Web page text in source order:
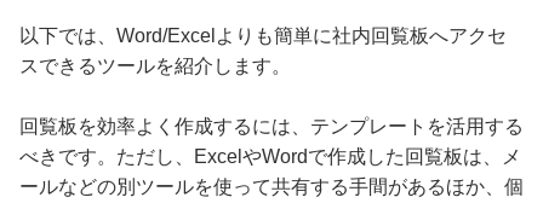
以下では、Word/Excelよりも簡単に社内回覧板へアクセ
スできるツールを紹介します。
回覧板を効率よく作成するには、テンプレートを活用する
べきです。ただし、ExcelやWordで作成した回覧板は、メ
ールなどの別ツールを使って共有する手間があるほか、個